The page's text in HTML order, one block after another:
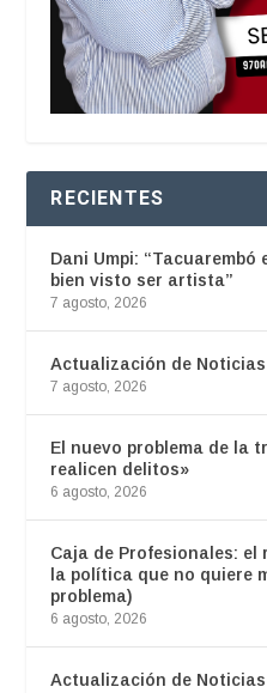
RECIENTES
Dani Umpi:
bien visto ser artista”
7 agosto, 2026
Actualización de Noticias
7 agosto, 2026
El nuevo problema de la
realicen delitos»
6 agosto, 2026
Caja de Profesionales:
la política que no quiere
problema)
6 agosto, 2026
Actualización de Noticias